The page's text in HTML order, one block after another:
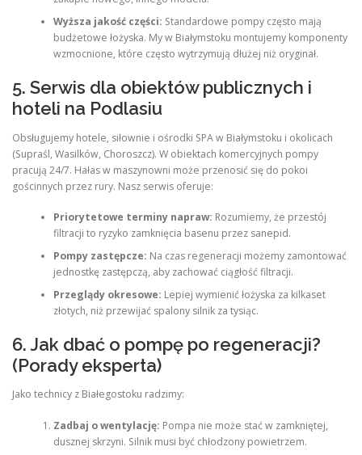
Wyższa jakość części: Standardowe pompy często mają
budżetowe łożyska. My w Białymstoku montujemy komponenty
wzmocnione, które często wytrzymują dłużej niż oryginał.
5. Serwis dla obiektów publicznych i
hoteli na Podlasiu
Obsługujemy hotele, siłownie i ośrodki SPA w Białymstoku i okolicach
(Supraśl, Wasilków, Choroszcz). W obiektach komercyjnych pompy
pracują 24/7. Hałas w maszynowni może przenosić się do pokoi
gościnnych przez rury. Nasz serwis oferuje:
Priorytetowe terminy napraw: Rozumiemy, że przestój
filtracji to ryzyko zamknięcia basenu przez sanepid.
Pompy zastępcze: Na czas regeneracji możemy zamontować
jednostkę zastępczą, aby zachować ciągłość filtracji.
Przeglądy okresowe: Lepiej wymienić łożyska za kilkaset
złotych, niż przewijać spalony silnik za tysiąc.
6. Jak dbać o pompę po regeneracji?
(Porady eksperta)
Jako technicy z Białegostoku radzimy:
Zadbaj o wentylację: Pompa nie może stać w zamkniętej,
dusznej skrzyni. Silnik musi być chłodzony powietrzem.